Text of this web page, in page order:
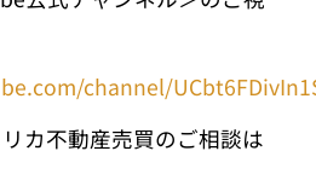
channel/
カ不動産売買のご相談は